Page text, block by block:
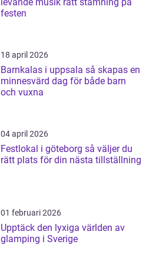
festen
18 april 2026
Barnkalas i uppsala så skapas en
minnesvärd dag för både barn
och vuxna
04 april 2026
Festlokal i göteborg så väljer du
rätt plats för din nästa tillställning
01 februari 2026
Upptäck den lyxiga världen av
glamping i Sverige